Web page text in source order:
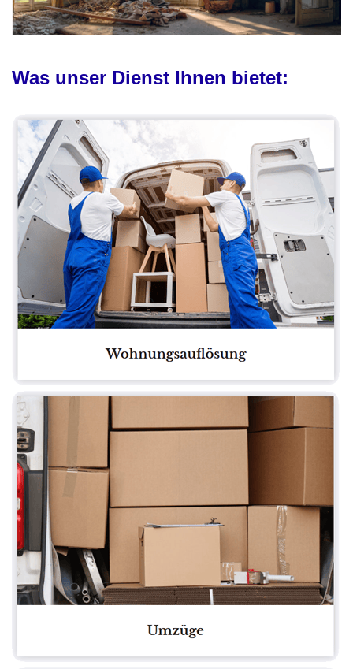
Was unser Dienst Ihnen bietet: